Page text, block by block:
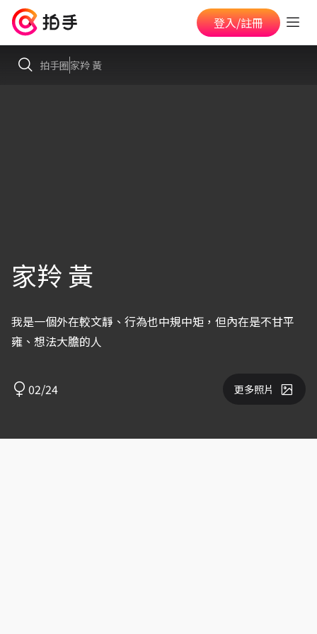
登入/註冊
拍手圈家羚 黃
家羚 黃
我是一個外在較文靜、行為也中規中矩，但內在是不甘平
雍、想法大膽的人
02/24 更多照片